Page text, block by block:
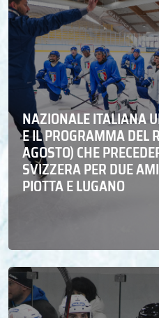
NAZIONALE ITALIANA
E IL PROGRAMMA DEL
AGOSTO) CHE
SVIZZERA PER DUE
PIOTTA E LUGANO